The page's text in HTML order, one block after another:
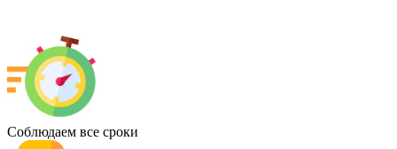
Соблюдаем все сроки